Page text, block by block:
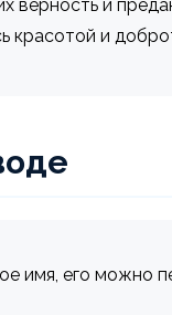
верность и
красотой и
имя, его можно